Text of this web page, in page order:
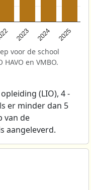
2023 2024 2025
voor de school
en VMBO.
(LIO), 4 -
er minder dan 5
van de
aangeleverd.